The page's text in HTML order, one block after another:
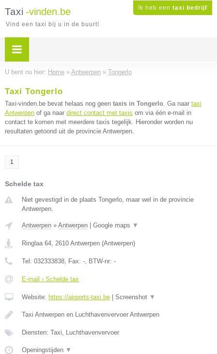
Ik heb een taxi bedrijf
Taxi -vinden.be
Vind een taxi bij u in de buurt!
U bent nu hier: Home » Antwerpen » Tongerlo
Taxi Tongerlo
Taxi-vinden.be bevat helaas nog geen taxis in Tongerlo. Ga naar taxi
Antwerpen of ga naar direct contact met taxis om via één e-mail in
contact te komen met meerdere taxis tegelijk. Hieronder worden nu
resultaten getoond uit de provincie Antwerpen.
1
Schelde tax
Niet gevestigd in de plaats Tongerlo, maar wel in de provincie
Antwerpen.
Antwerpen » Antwerpen Google maps ▼
Ringlaa 64, 2610 Antwerpen (Antwerpen)
Tel: 032333838, Fax: -, BTW-nr: -
E-mail › Schelde tax
Website: https://airports-taxi.be Screenshot ▼
Taxi Antwerpen en Luchthavenvervoer Antwerpen
Diensten: Taxi, Luchthavenvervoer
Openingstijden ▼